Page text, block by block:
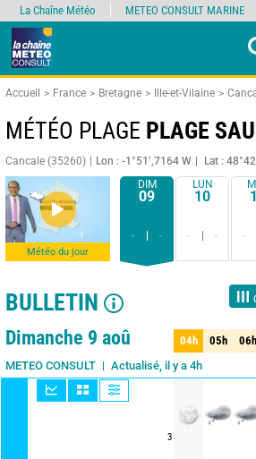
Accueil France Bretagne Ille-et-Vilaine
MÉTÉO PLAGE PLAGE
Cancale (35260) Lon : -1°51’,7164 W Lat :
Météo du jour
DIM
09
- -
LUN
10
- - -
BULLETIN
Live 1 jour 3 jours 15 jours
Dimanche 9 aoû
METEO CONSULT Actualisé, il y a 4h
3
04h 05h 06h
04h 05h 06h
La Chaîne Météo METEO CONSULT MARINE